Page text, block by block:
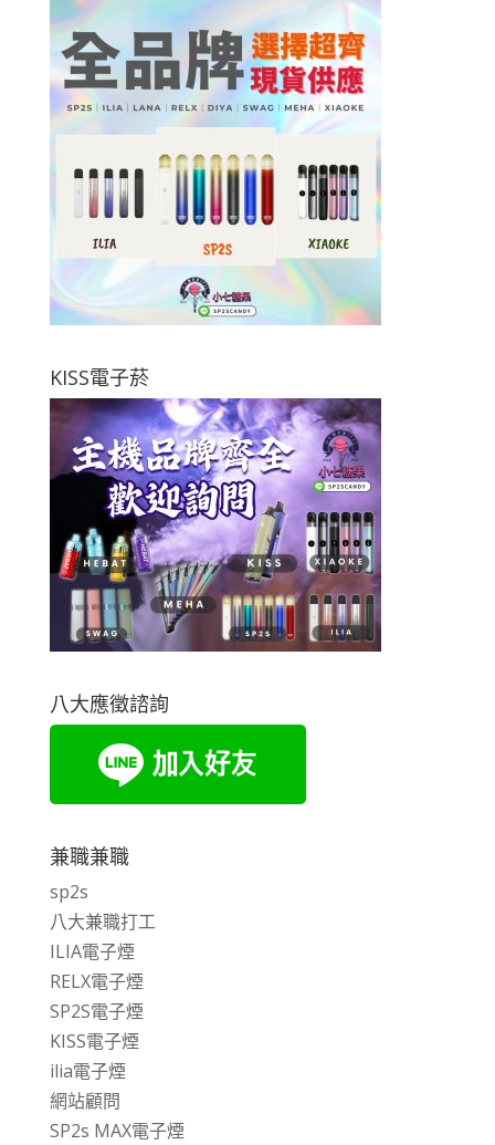
KISS電子菸
八大應徵諮詢
兼職兼職
sp2s
八大兼職打工
ILIA電子煙
RELX電子煙
SP2S電子煙
KISS電子煙
ilia電子煙
網站顧問
SP2s MAX電子煙